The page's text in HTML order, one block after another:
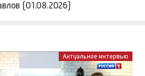
(01.08.2026)
Актуальное интервью